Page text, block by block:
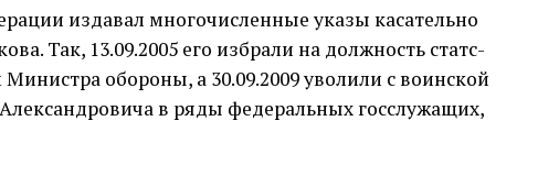
издавал многочисленные указы касательно
Так, 13.09.2005 его избрали на должность статс-
обороны, а 30.09.2009 уволили с воинской
в ряды федеральных госслужащих,